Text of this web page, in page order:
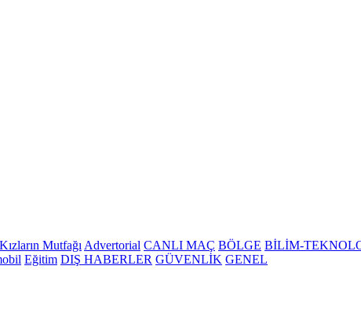
Mutfağı Advertorial CANLI MAÇ BÖLGE BİLİM-
Eğitim DIŞ HABERLER GÜVENLİK GENEL